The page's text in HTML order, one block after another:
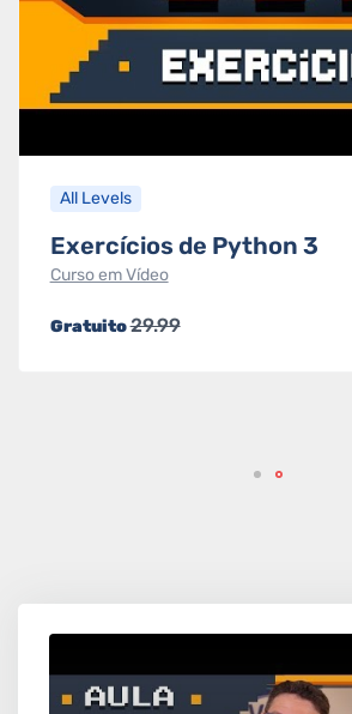
All Levels
Exercícios de Python 3
Curso em Vídeo
Gratuito29.99